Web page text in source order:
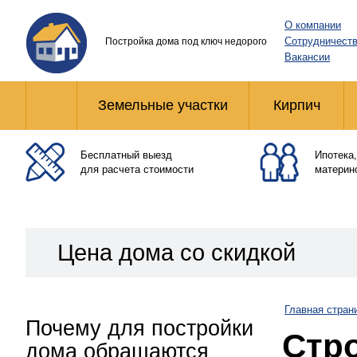
Постройка дома под ключ недорого
О компании
Вакансии
Земельные участки Кирпич
Бесплатный выезд
для расчета стоимости
Цена дома со скидкой
Почему для постройки
дома обращаются
Главная